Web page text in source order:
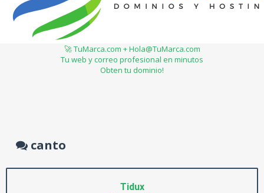
🚀 TuMarca.com + Hola@TuMarca.com
Tu web y correo profesional en minutos
Obten tu dominio!
canto
Tidux